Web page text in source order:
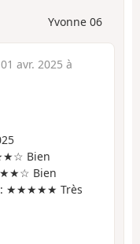
Yvonne 06
01 avr. 2025 à
Bien
Bien
: ★★★★★ Très